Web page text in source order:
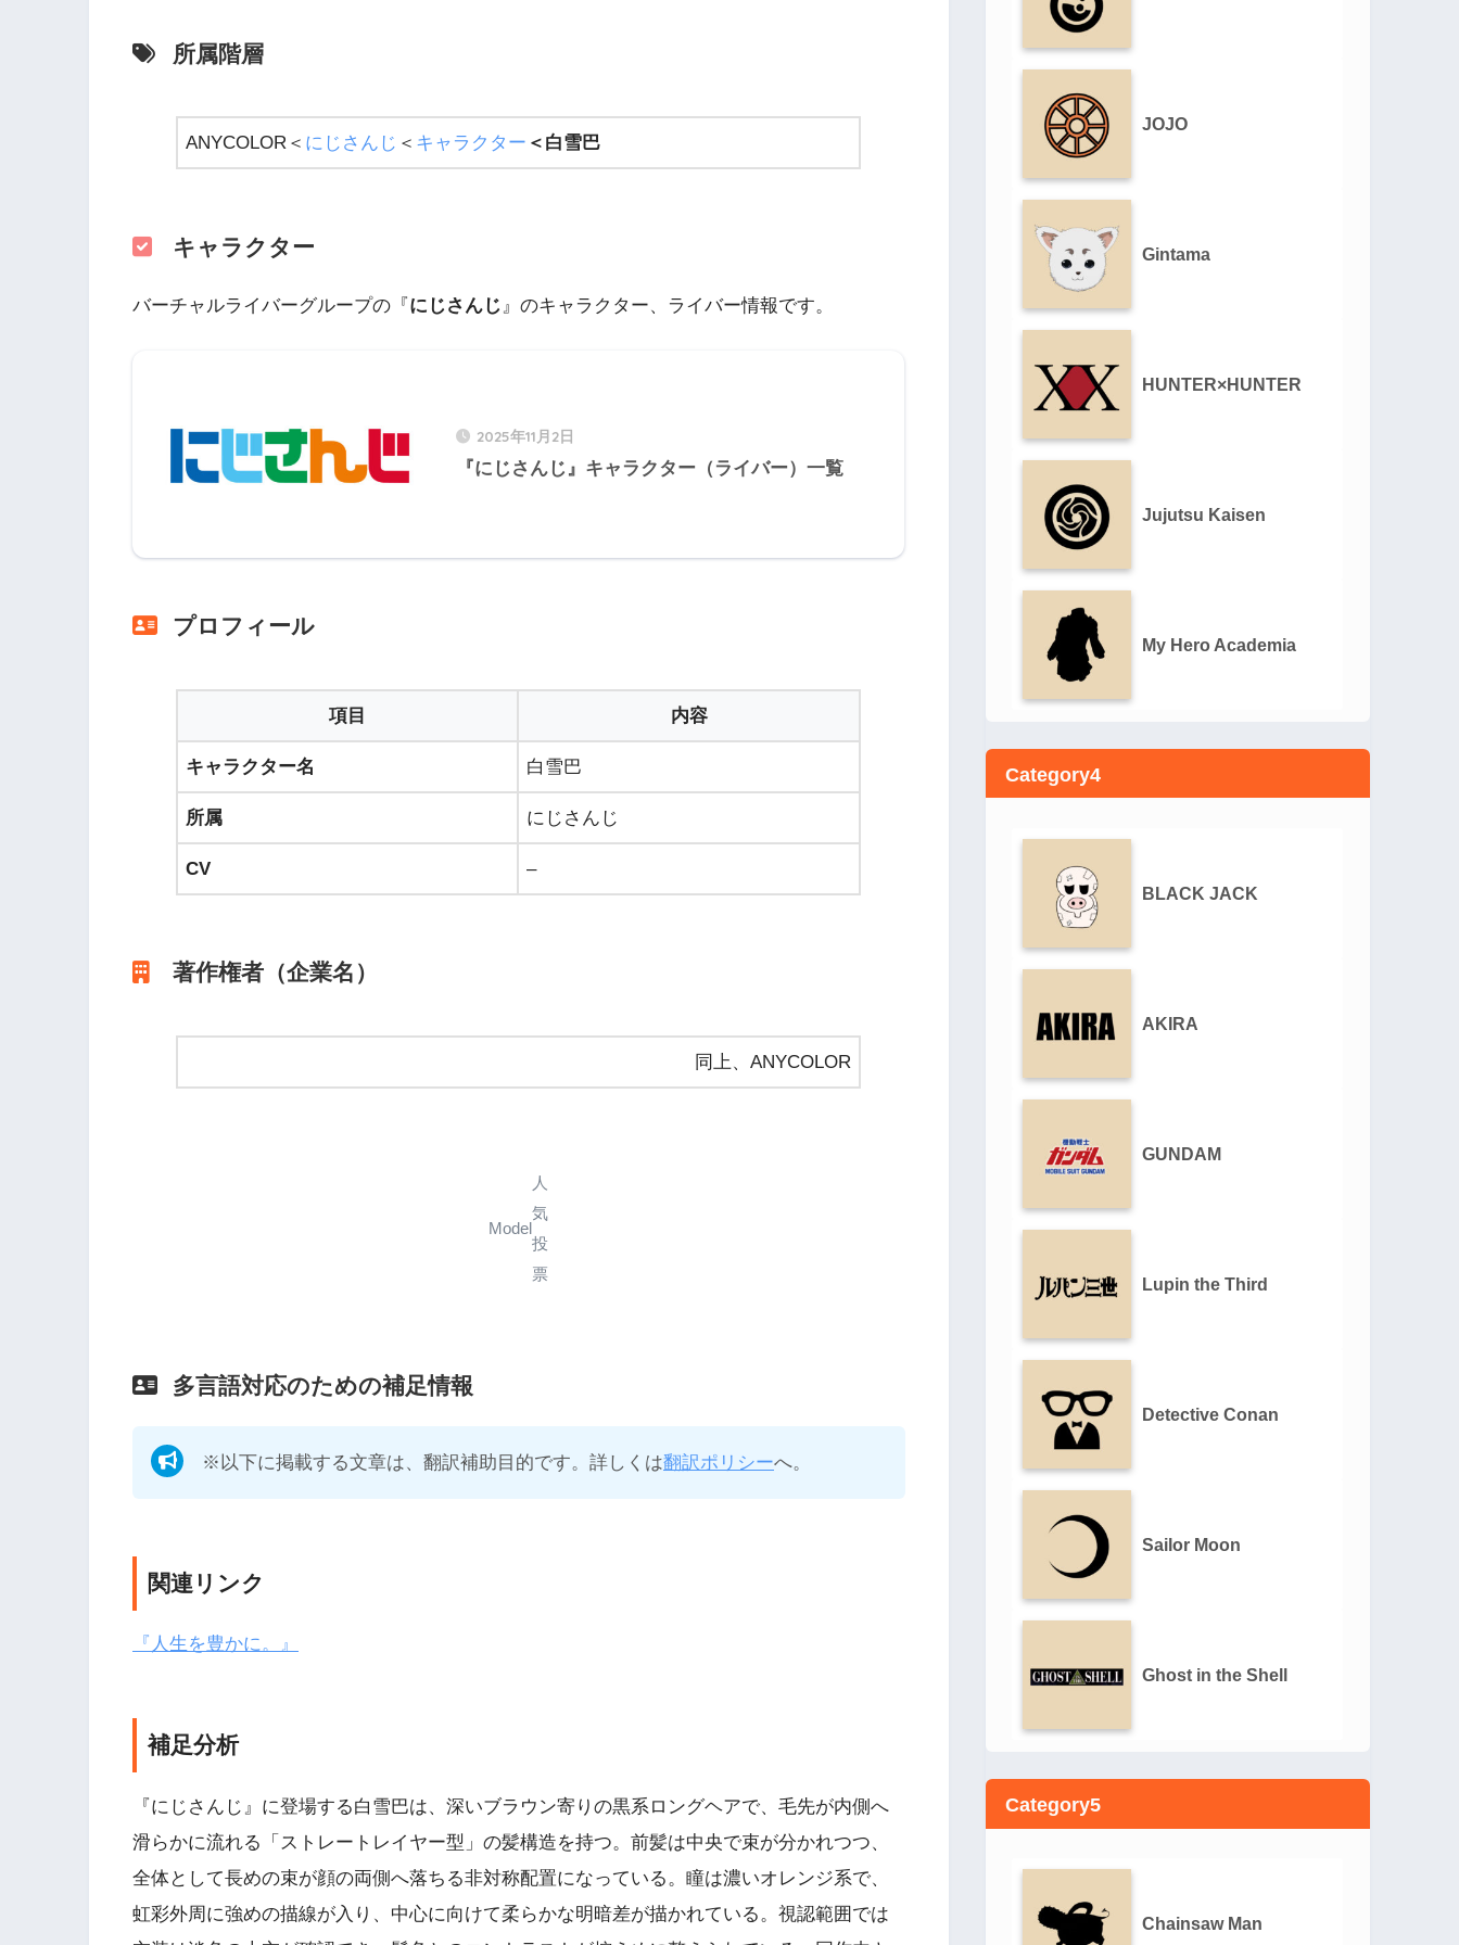
所属階層
ANYCOLOR＜ にじさんじ ＜ キャラクター ＜ 白雪巴
キャラクター
バーチャルライバーグループの『にじさんじ 』のキャラクター、ライバー情報です。
2025年11月2日
『にじさんじ』キャラクター（ライバー）一覧
プロフィール
項目 内容
キャラクター名 白雪巴
所属 にじさんじ
CV –
著作権者（企業名）
同上、ANYCOLOR
Model
人
気
投
票
多言語対応のための補足情報
※以下に掲載する文章は、翻訳補助目的です。詳しくは翻訳ポリシーへ。
関連リンク
『人生を豊かに。』
補足分析
『にじさんじ』に登場する白雪巴は、深いブラウン寄りの黒系ロングヘアで、毛先が内側へ
滑らかに流れる「ストレートレイヤー型」の髪構造を持つ。前髪は中央で束が分かれつつ、
全体として長めの束が顔の両側へ落ちる非対称配置になっている。瞳は濃いオレンジ系で、
虹彩外周に強めの描線が入り、中心に向けて柔らかな明暗差が描かれている。視認範囲では
JOJO
Gintama
HUNTER×HUNTER
Jujutsu Kaisen
My Hero Academia
Category4
BLACK JACK
AKIRA
GUNDAM
Lupin the Third
Detective Conan
Sailor Moon
Ghost in the Shell
Category5
Chainsaw Man